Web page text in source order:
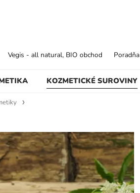
KOZMETICKÉ SUROVINY
Vegis - all natural, BIO obchod Poradňa